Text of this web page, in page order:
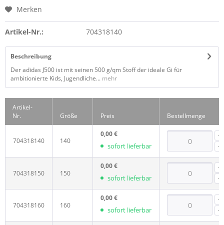
Merken
Artikel-Nr.: 704318140
Beschreibung
Der adidas J500 ist mit seinen 500 g/qm Stoff der ideale Gi für
ambitionierte Kids, Jugendliche... mehr
Artikel-
Nr.
Größe Preis Bestellmenge
704318140 140
0,00 €
sofort lieferbar
704318150 150
0,00 €
sofort lieferbar
704318160 160
0,00 €
sofort lieferbar